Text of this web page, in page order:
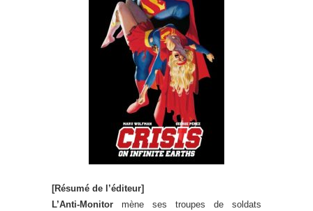
[Résumé de l’éditeur]
L’Anti-Monitor mène ses troupes de soldats